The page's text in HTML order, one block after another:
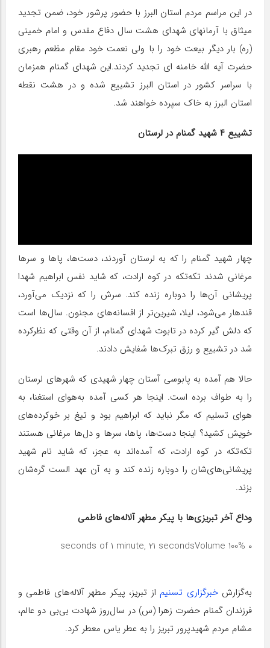
در این مراسم مردم استان البرز با حضور پرشور خود، ضمن تجدید
میثاق با آرمانهای شهدای هشت سال دفاع مقدس و امام خمینی
(ره) بار دیگر بیعت خود را با ولی نعمت خود مقام مظعم رهبری
حضرت آیه الله خامنه ای تجدید کردند.این شهدای گمنام همزمان
با سراسر کشور در استان البرز تشییع شده و در هشت نقطه
استان البرز به خاک سپرده خواهند شد.
تشییع ۴ شهید گمنام در لرستان
چهار شهید گمنام را که به لرستان آوردند، دست‌ها، پاها و سرها
مرغانی شدند تکه‌تکه در کوه ارادت، که شاید نفس ابراهیم شهدا
پریشانی آن‌ها را دوباره زنده کند. سرش را که نزدیک می‌آورد،
قندهار می‌شود، لیلا، شیرین‌تر از افسانه‌های مجنون. سال‌ها است
که دلش گیر کرده در تابوت شهدای گمنام، از آن وقتی که نظرکرده
شد در تشییع و رزق تبرک‌ها شفایش دادند.
حالا هم آمده به پابوسی آستان چهار شهیدی که شهرهای لرستان
را به طواف برده است. اینجا هر کسی آمده به‌هوای استغنا، به
هوای تسلیم که مگر نباید که ابراهیم بود و تیغ بر خوکرده‌های
خویش کشید؟ اینجا دست‌ها، پاها، سرها و دل‌ها مرغانی هستند
تکه‌تکه در کوه ارادت، که آمده‌اند به عجز، که شاید نام شهید
پریشانی‌های‌شان را دوباره زنده کند و به آن‌ عهد الست گره‌شان
بزند.
وداع آخر تبریزی‌ها با پیکر مطهر آلاله‌های فاطمی
۰ seconds of 1 minute, 21 seconds Volume 100%
به‌گزارشخبرگزاری تسنیماز تبریز، پیکر مطهر آلاله‌های فاطمی و
فرزندان گمنام حضرت زهرا (س) در سال‌روز شهادت بی‌بی دو عالم،
مشام مردم شهیدپرور تبریز را به عطر یاس معطر کرد.